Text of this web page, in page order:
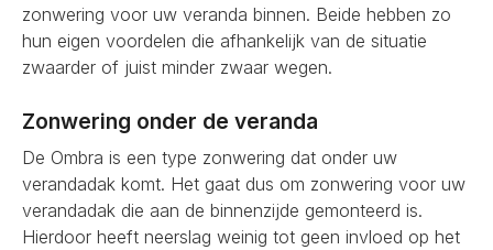
zonwering voor uw veranda binnen. Beide hebben zo
hun eigen voordelen die afhankelijk van de situatie
zwaarder of juist minder zwaar wegen.
Zonwering onder de veranda
De Ombra is een type zonwering dat onder uw
verandadak komt. Het gaat dus om zonwering voor uw
verandadak die aan de binnenzijde gemonteerd is.
Hierdoor heeft neerslag weinig tot geen invloed op het